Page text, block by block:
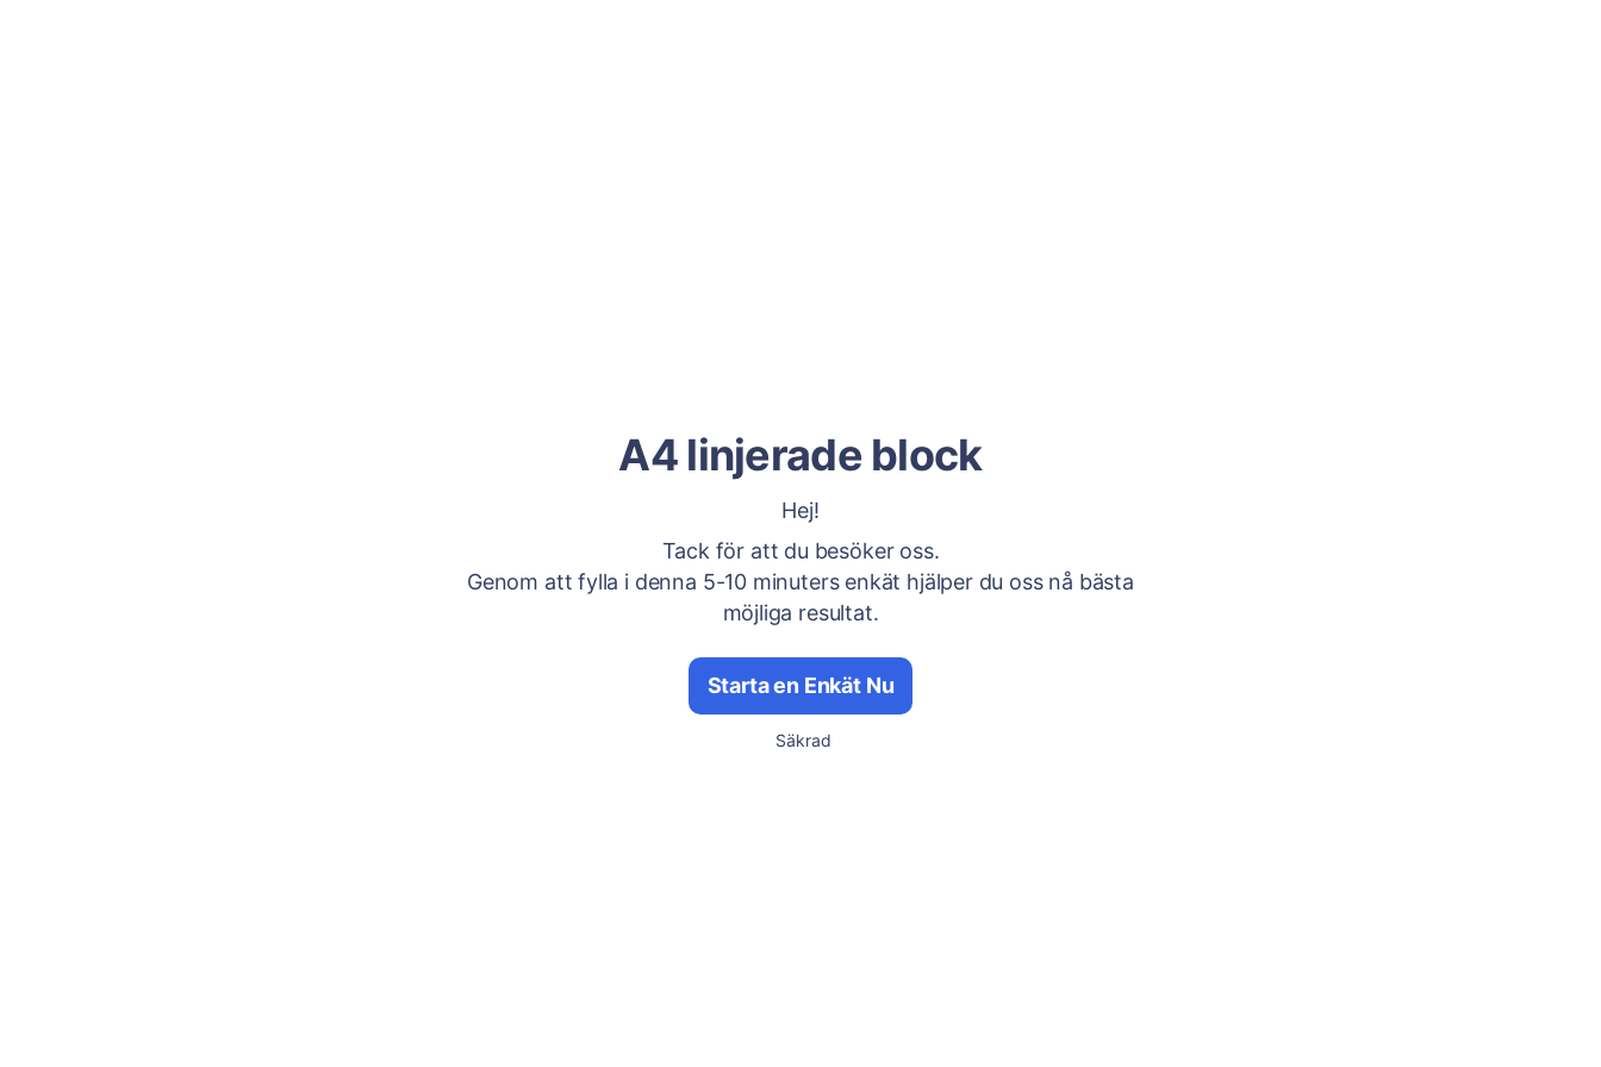
A4 linjerade block
Hej!
Tack för att du besöker oss.
Genom att fylla i denna 5-10 minuters enkät hjälper du oss nå bästa
möjliga resultat.
Starta en Enkät Nu
Säkrad